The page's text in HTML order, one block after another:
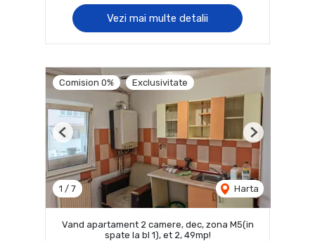
Vezi mai multe detalii
Comision 0% Exclusivitate
1 / 7 Harta
Previous Next
Vand apartament 2 camere, dec, zona M5(in
spate la bl 1), et 2, 49mp!